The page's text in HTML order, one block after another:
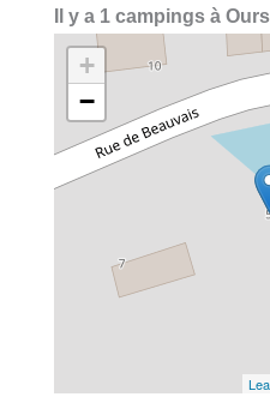
Il y a 1 campings à
+
−